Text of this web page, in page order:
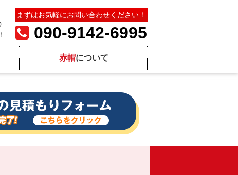
まずはお気軽にお問い合わせください！
090-9142-6995
赤帽について